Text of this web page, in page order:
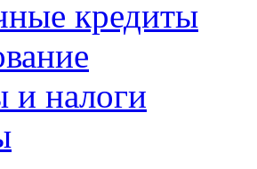
кредиты
и налоги